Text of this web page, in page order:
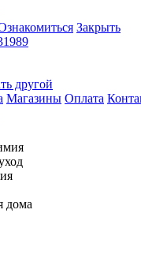
Закрыть
другой
Магазины Оплата
дома